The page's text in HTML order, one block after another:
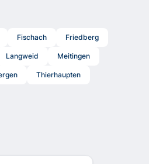
Fischach Friedberg
Langweid Meitingen
Thierhaupten